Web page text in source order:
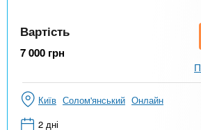
Вартість
7 000 грн
Київ Солом'янський Онлайн
2 дні